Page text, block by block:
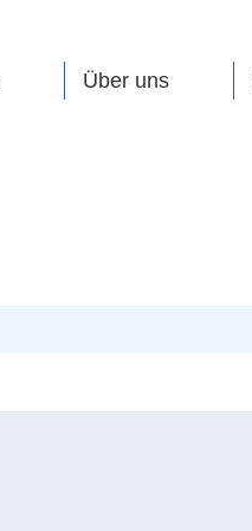
Über uns